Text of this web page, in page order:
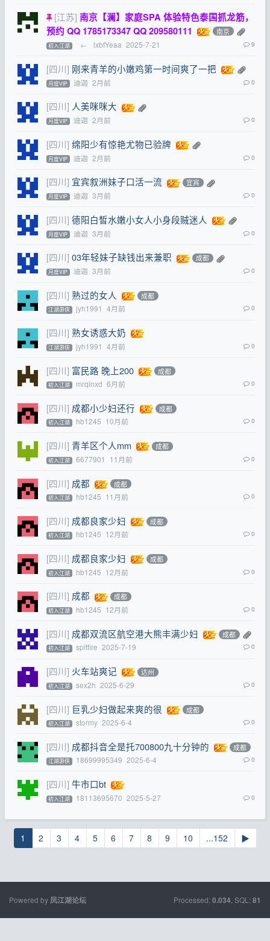
[江苏] 南京【澜】家庭SPA 体验特色泰国抓龙筋，
预约 QQ 1785173347 QQ 209580111
南京
初入江湖 ← lxbfYeaa 2025-7-21 9
[四川] 刚来青羊的小嫩鸡第一时间爽了一把
月度VIP 迪迦 2月前 0
[四川] 人美咪咪大
月度VIP 迪迦 2月前 0
[四川] 绵阳少有惊艳尤物已验牌
月度VIP 迪迦 2月前 0
[四川] 宜宾叙洲妹子口活一流 宜宾
月度VIP 迪迦 3月前 0
[四川] 德阳白皙水嫩小女人小身段贼迷人
月度VIP 迪迦 3月前 0
[四川] 03年轻妹子缺钱出来兼职 成都
月度VIP 迪迦 3月前 0
[四川] 熟过的女人 成都
江湖游侠 jyh1991 4月前 0
[四川] 熟女诱惑大奶
江湖游侠 jyh1991 4月前 0
[四川] 富民路 晚上200 成都
初入江湖 mrqinxd 6月前 0
[四川] 成都小少妇还行 成都
初入江湖 hb1245 10月前 0
[四川] 青羊区个人mm 成都
初入江湖 6677901 11月前 0
[四川] 成都 成都
初入江湖 hb1245 11月前 0
[四川] 成都良家少妇 成都
初入江湖 hb1245 12月前 0
[四川] 成都良家少妇 成都
初入江湖 hb1245 12月前 0
[四川] 成都 成都
初入江湖 hb1245 12月前 0
[四川] 成都双流区航空港大熊丰满少妇 成都
初入江湖 spitfire 2025-7-19 0
[四川] 火车站爽记 达州
初入江湖 sex2h 2025-6-29 0
[四川] 巨乳少妇做起来爽的很 成都
初入江湖 stormy 2025-6-4 0
[四川] 成都抖音全是托700800九十分钟的 成都
江湖游侠 18699995349 2025-6-4 0
[四川] 牛市口bt
初入江湖 18113695670 2025-5-27 0
1 2 3 4 5 6 7 8 9 10 ...152 ▶
Powered by 凤江湖论坛 Processed: 0.034 , SQL: 81